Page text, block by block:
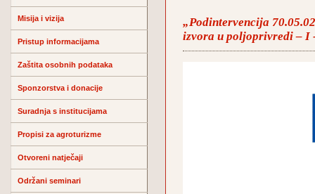
Misija i vizija
Pristup informacijama
Zaštita osobnih podataka
Sponzorstva i donacije
Suradnja s institucijama
Propisi za agroturizme
Otvoreni natječaji
Održani seminari
„Podintervencija
izvora u poljoprivredi – I